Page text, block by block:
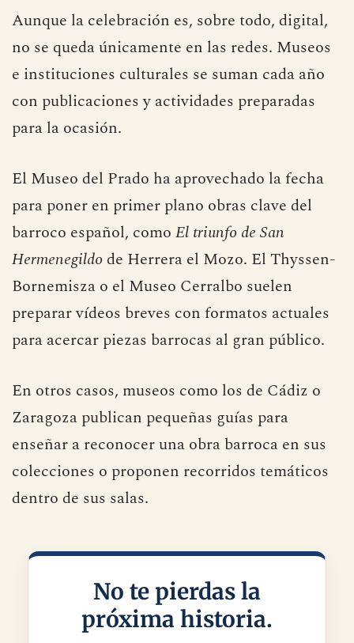
Aunque la celebración es, sobre todo, digital,
no se queda únicamente en las redes. Museos
e instituciones culturales se suman cada año
con publicaciones y actividades preparadas
para la ocasión.
El Museo del Prado ha aprovechado la fecha
para poner en primer plano obras clave del
barroco español, como El triunfo de San
Hermenegildo de Herrera el Mozo. El Thyssen-
Bornemisza o el Museo Cerralbo suelen
preparar vídeos breves con formatos actuales
para acercar piezas barrocas al gran público.
En otros casos, museos como los de Cádiz o
Zaragoza publican pequeñas guías para
enseñar a reconocer una obra barroca en sus
colecciones o proponen recorridos temáticos
dentro de sus salas.
No te pierdas la
próxima historia.